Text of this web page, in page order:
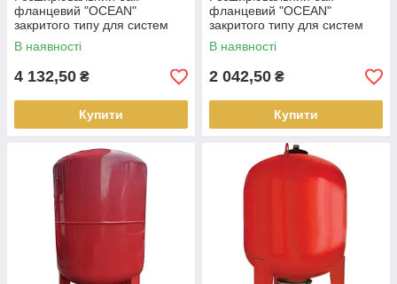
фланцевий "OCEAN"
закритого типу для систем
опалення 80 літрів
В наявності
4 132,50 ₴
Купити
фланцевий "OCEAN"
закритого типу для систем
опалення 50 літрів
В наявності
2 042,50 ₴
Купити